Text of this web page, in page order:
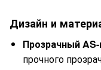
Дизайн и
Прозрачный
прочного